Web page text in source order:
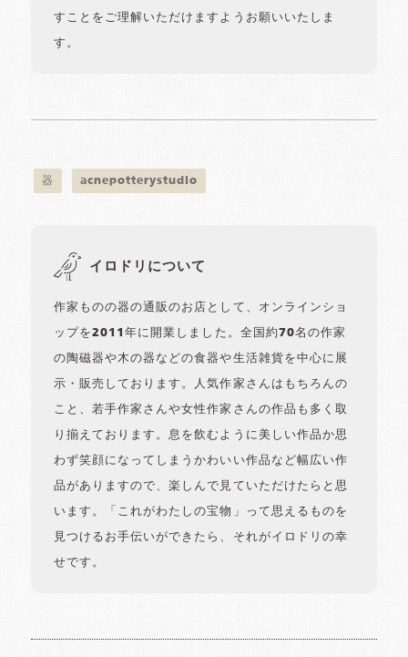
すことをご理解いただけますようお願いいたしま
す。
器 acnepotterystudio
イロドリについて
作家ものの器の通販のお店として、オンラインショ
ップを2011年に開業しました。全国約70名の作家
の陶磁器や木の器などの食器や生活雑貨を中心に展
示・販売しております。人気作家さんはもちろんの
こと、若手作家さんや女性作家さんの作品も多く取
り揃えております。息を飲むように美しい作品か思
わず笑顔になってしまうかわいい作品など幅広い作
品がありますので、楽しんで見ていただけたらと思
います。「これがわたしの宝物」って思えるものを
見つけるお手伝いができたら、それがイロドリの幸
せです。